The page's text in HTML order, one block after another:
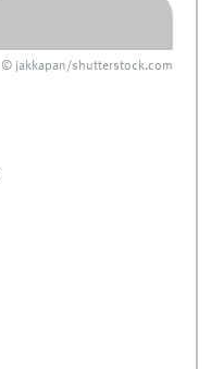
© jakkapan/shutterstock.com